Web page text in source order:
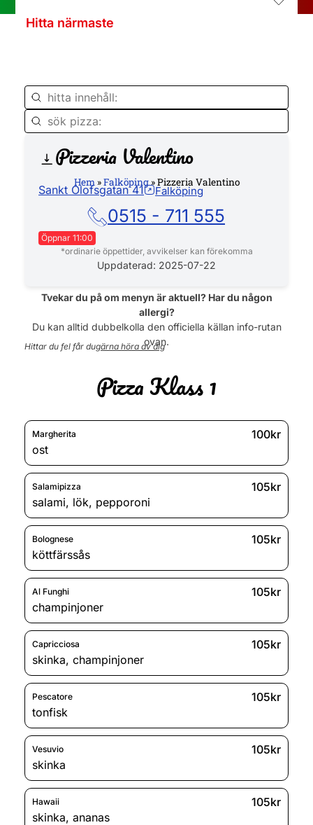
Hitta närmaste
Pizzeria Valentino
Hem»Falköping»Pizzeria Valentino
Sankt Olofsgatan 41 Falköping
0515 - 711 555
Öppnar 11:00
Måndag 11:00 - 21:00
Tisdag
Onsdag 11:00 - 21:00
Torsdag
Fredag 11:00 - 22:00
Söndag
*ordinarie öppettider, avvikelser kan förekomma
Uppdaterad: 2025-07-22
Tvekar du på om menyn är aktuell? Har du någon
allergi?
Du kan alltid dubbelkolla den officiella källan info-rutan
ovan.
Hittar du fel får dugärna höra av dig
Pizza Klass 1
Margherita
100kr
ost
Salamipizza
105kr
salami, lök, pepporoni
Bolognese
105kr
köttfärssås
Al Funghi
105kr
champinjoner
Capricciosa
105kr
skinka, champinjoner
Pescatore
105kr
tonfisk
Vesuvio
105kr
skinka
Hawaii
105kr
skinka, ananas